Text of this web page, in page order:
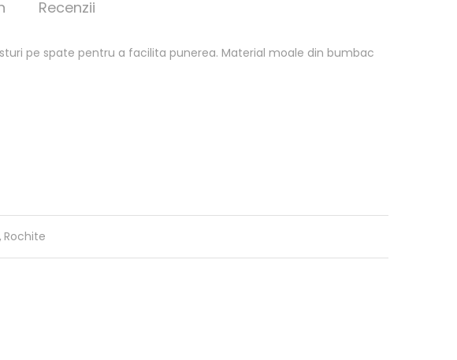
Recenzii
pe spate pentru a facilita punerea. Material moale din bumbac
Rochite